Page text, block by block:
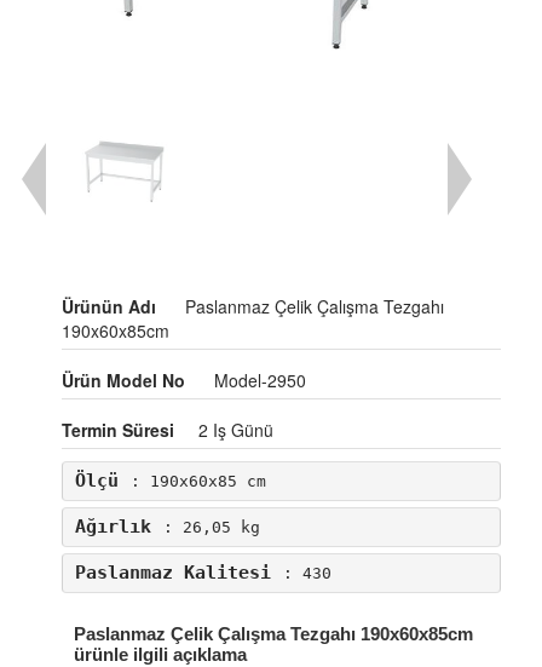
Ürünün Adı
Paslanmaz Çelik Çalışma Tezgahı
190x60x85cm
Ürün Model No Model-2950
Termin Süresi 2 Iş Günü
Ölçü : 190x60x85 cm
Ağırlık : 26,05 kg
Paslanmaz Kalitesi : 430
Paslanmaz Çelik Çalışma Tezgahı 190x60x85cm
ürünle ilgili açıklama